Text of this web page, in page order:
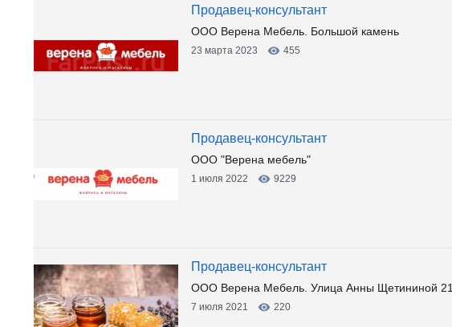
Продавец-консультант
ООО Верена Мебель. Большой камень
23 марта 2023 455
Продавец-консультант
ООО "Верена мебель"
1 июля 2022 9229
Продавец-консультант
ООО Верена Мебель. Улица Анны Щетининой 21
7 июля 2021 220